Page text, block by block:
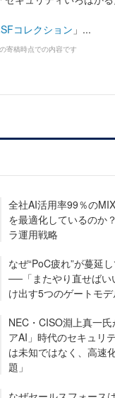
コレクション 」...
寄稿時点での内容です
全社AI活用率99％の
を最適化しているのか
ラ運用戦略
なぜ“PoC疲れ”が蔓延
──「またやり直せばい
け出す5つのゲートモ
NEC・CISO淵上真一
アAI」時代のセキュリ
は未知ではなく、高速
題」